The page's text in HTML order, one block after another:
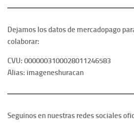
Dejamos los datos de mercadopago
colaborar:
CVU: 0000003100028011246583
Alias: imageneshuracan
Seguinos en nuestras redes sociales